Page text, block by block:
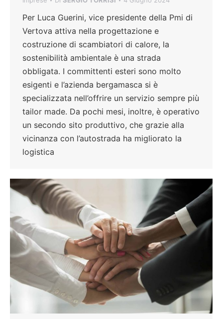
Per Luca Guerini, vice presidente della Pmi di
Vertova attiva nella progettazione e
costruzione di scambiatori di calore, la
sostenibilità ambientale è una strada
obbligata. I committenti esteri sono molto
esigenti e l’azienda bergamasca si è
specializzata nell’offrire un servizio sempre più
tailor made. Da pochi mesi, inoltre, è operativo
un secondo sito produttivo, che grazie alla
vicinanza con l’autostrada ha migliorato la
logistica